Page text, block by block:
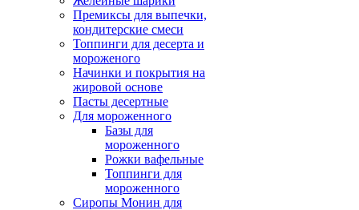
Премиксы для выпечки,
кондитерские смеси
Топпинги для десерта и
мороженого
Начинки и покрытия на
жировой основе
Пасты десертные
Для мороженного
Базы для
мороженного
Рожки вафельные
Топпинги для
мороженного
Сиропы Монин для